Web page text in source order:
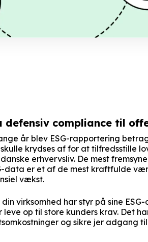
defensiv compliance til
år blev ESG-rapportering
krydses af for at tilfredsstille
erhvervsliv. De mest
data er et af de mest kraftfulde
vækst.
din virksomhed har styr på sine
leve op til store kunders krav. Det
og sikre jer adgang